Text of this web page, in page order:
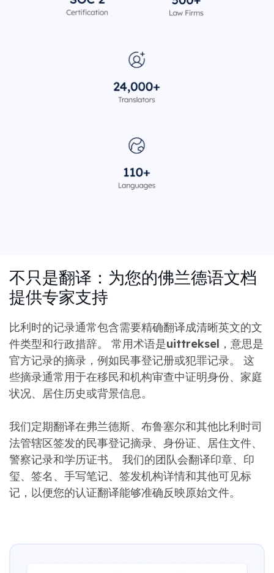
不只是翻译：为您的佛兰德语文档
提供专家支持
比利时的记录通常包含需要精确翻译成清晰英文的文
件类型和行政措辞。 常用术语是uittreksel ，意思是
官方记录的摘录，例如民事登记册或犯罪记录。 这
些摘录通常用于在移民和机构审查中证明身份、家庭
状况、居住历史或背景信息。
我们定期翻译在弗兰德斯、布鲁塞尔和其他比利时司
法管辖区签发的民事登记摘录、身份证、居住文件、
警察记录和学历证书。 我们的团队会翻译印章、印
玺、签名、手写笔记、签发机构详情和其他可见标
记，以便您的认证翻译能够准确反映原始文件。